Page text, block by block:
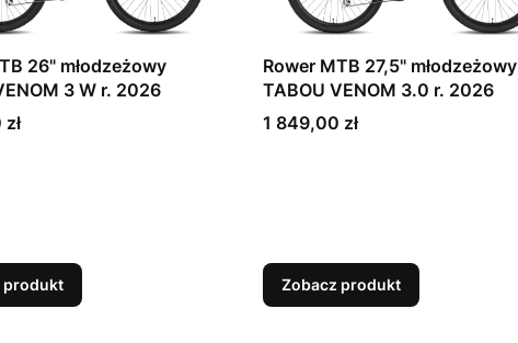
26" młodzeżowy
TABOU VENOM 3 W r. 2026
produkt
Rower MTB 27,5" młodzeżowy
TABOU VENOM 3.0 r. 2026
Cena
1 849,00 zł
Zobacz produkt